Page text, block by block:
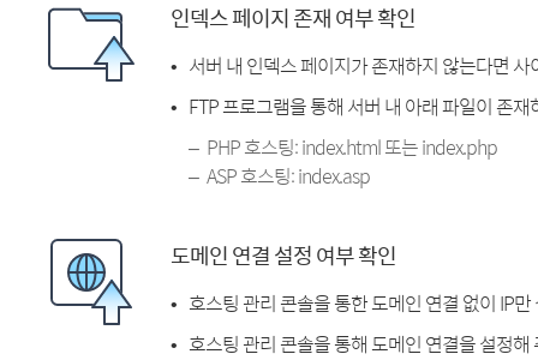
인덱스 페이지 존재 여부 확인
서버 내 인덱스 페이지가 존재하지 않는다면
FTP 프로그램을 통해 서버 내 아래 파일이 존
PHP 호스팅: index.html 또는 index.php
ASP 호스팅: index.asp
도메인 연결 설정 여부 확인
호스팅 관리 콘솔을 통한 도메인 연결 없이 IP
호스팅 관리 콘솔을 통해 도메인 연결을 설정해